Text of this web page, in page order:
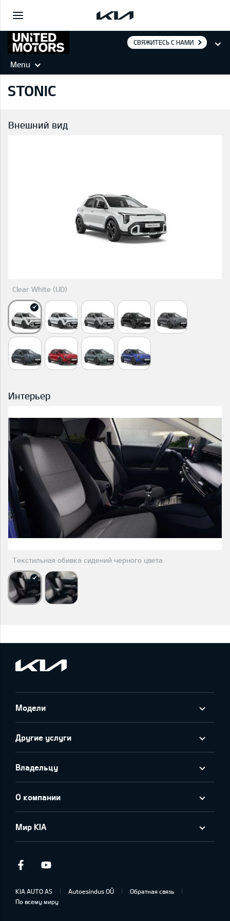
СВЯЖИТЕСЬ С НАМИ
Menu
STONIC
Внешний вид
Clear White (UD)
Интерьер
Текстильная обивка сидений черного цвета
Модели
Другие услуги
Владельцу
О компании
Мир KIA
Facebook
KIA AUTO AS Autoesindus OÜ
Обратная связь
По всему миру